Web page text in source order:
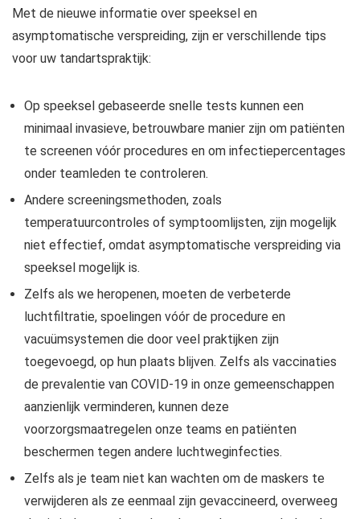
Met de nieuwe informatie over speeksel en
asymptomatische verspreiding, zijn er verschillende tips
voor uw tandartspraktijk:
Op speeksel gebaseerde snelle tests kunnen een
minimaal invasieve, betrouwbare manier zijn om patiënten
te screenen vóór procedures en om infectiepercentages
onder teamleden te controleren.
Andere screeningsmethoden, zoals
temperatuurcontroles of symptoomlijsten, zijn mogelijk
niet effectief, omdat asymptomatische verspreiding via
speeksel mogelijk is.
Zelfs als we heropenen, moeten de verbeterde
luchtfiltratie, spoelingen vóór de procedure en
vacuümsystemen die door veel praktijken zijn
toegevoegd, op hun plaats blijven. Zelfs als vaccinaties
de prevalentie van COVID-19 in onze gemeenschappen
aanzienlijk verminderen, kunnen deze
voorzorgsmaatregelen onze teams en patiënten
beschermen tegen andere luchtweginfecties.
Zelfs als je team niet kan wachten om de maskers te
verwijderen als ze eenmaal zijn gevaccineerd, overweeg